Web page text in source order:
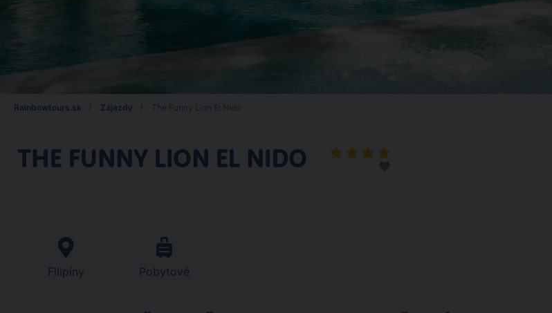
Rainbowtours.sk Zájazdy
THE FUNNY LION EL NIDO
Filipíny Pobytové